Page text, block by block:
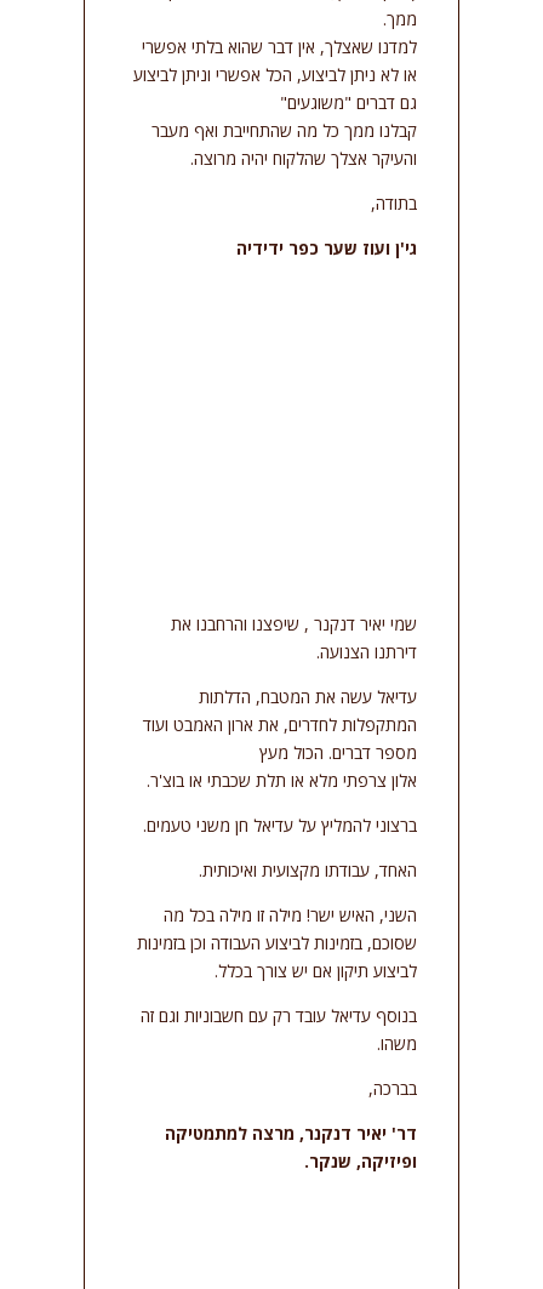
סמן קישורים
אפס
את
כל
האפשרויות
cached
ממך.
למדנו שאצלך, אין דבר שהוא בלתי אפשרי
או לא ניתן לביצוע, הכל אפשרי וניתן לביצוע
גם דברים "משוגעים"
קבלנו ממך כל מה שהתחייבת ואף מעבר
והעיקר אצלך שהלקוח יהיה מרוצה.
בתודה,
גי'ן ועוז שער כפר ידידיה
שמי יאיר דנקנר , שיפצנו והרחבנו את
דירתנו הצנועה.
עדיאל עשה את המטבח, הדלתות
המתקפלות לחדרים, את ארון האמבט ועוד
מספר דברים. הכול מעץ
אלון צרפתי מלא או תלת שכבתי או בוצ'ר.
ברצוני להמליץ על עדיאל חן משני טעמים.
האחד, עבודתו מקצועית ואיכותית.
השני, האיש ישר! מילה זו מילה בכל מה
שסוכם, בזמינות לביצוע העבודה וכן בזמינות
לביצוע תיקון אם יש צורך בכלל.
בנוסף עדיאל עובד רק עם חשבוניות וגם זה
משהו.
בברכה,
דר' יאיר דנקנר, מרצה למתמטיקה
ופיזיקה, שנקר.